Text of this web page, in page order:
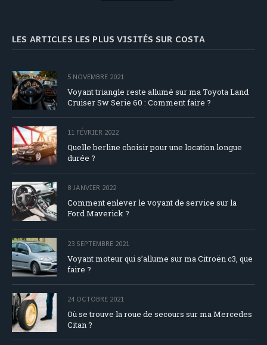
LES ARTICLES LES PLUS VISITÉS SUR COSTA
5 NOVEMBRE 2021
Voyant triangle reste allumé sur ma Toyota Land
Cruiser Sw Serie 60 : Comment faire ?
11 FÉVRIER 2022
Quelle berline choisir pour une location longue
durée ?
8 JANVIER 2022
Comment enlever le voyant de service sur la
Ford Maverick ?
23 SEPTEMBRE 2021
Voyant moteur qui s’allume sur ma Citroën c3, que
faire ?
24 OCTOBRE 2021
Où se trouve la roue de secours sur ma Mercedes
Citan ?